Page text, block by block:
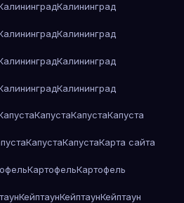
Калининград
Калининград
Калининград
Калининград
КапустаКапустаКапуста
КапустаКапустаКарта сайта
КартофельКартофель
КейптаунКейптаунКейптаун